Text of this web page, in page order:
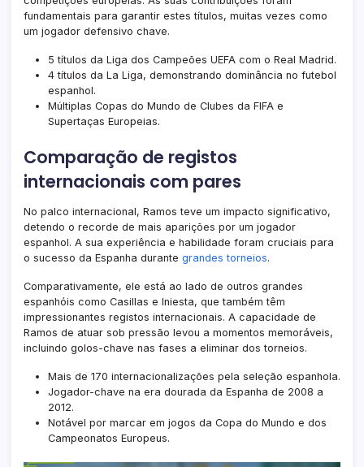
fundamentais para garantir estes títulos, muitas vezes como
um jogador defensivo chave.
5 títulos da Liga dos Campeões UEFA com o Real Madrid.
4 títulos da La Liga, demonstrando dominância no futebol
espanhol.
Múltiplas Copas do Mundo de Clubes da FIFA e
Supertaças Europeias.
Comparação de registos
internacionais com pares
No palco internacional, Ramos teve um impacto significativo,
detendo o recorde de mais aparições por um jogador
espanhol. A sua experiência e habilidade foram cruciais para
o sucesso da Espanha durante grandes torneios.
Comparativamente, ele está ao lado de outros grandes
espanhóis como Casillas e Iniesta, que também têm
impressionantes registos internacionais. A capacidade de
Ramos de atuar sob pressão levou a momentos memoráveis,
incluindo golos-chave nas fases a eliminar dos torneios.
Mais de 170 internacionalizações pela seleção espanhola.
Jogador-chave na era dourada da Espanha de 2008 a
2012.
Notável por marcar em jogos da Copa do Mundo e dos
Campeonatos Europeus.